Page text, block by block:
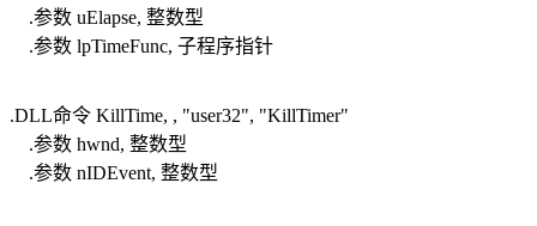
.参数 uElapse, 整数型
.参数 lpTimeFunc, 子程序指针
.DLL命令 KillTime, , "user32", "KillTimer"
.参数 hwnd, 整数型
.参数 nIDEvent, 整数型